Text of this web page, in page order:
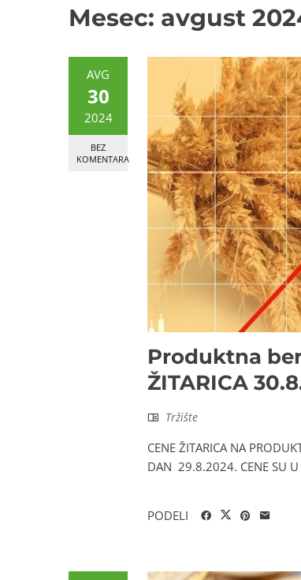
Mesec: avgust
AVG
30
2024
BEZ
KOMENTARA
Produktna
ŽITARICA
Tržište
CENE ŽITARICA NA
DAN 29.8.2024. CENE SU U
PODELI